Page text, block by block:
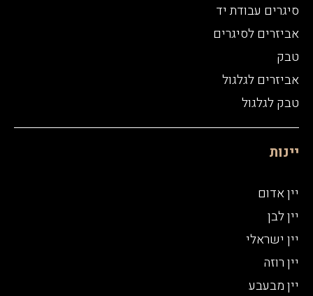
סיגרים עבודת יד
אביזרים לסיגרים
טבק
אביזרים לגלגול
טבק לגלגול
יינות
יין אדום
יין לבן
יין ישראלי
יין רוזה
יין מבעבע